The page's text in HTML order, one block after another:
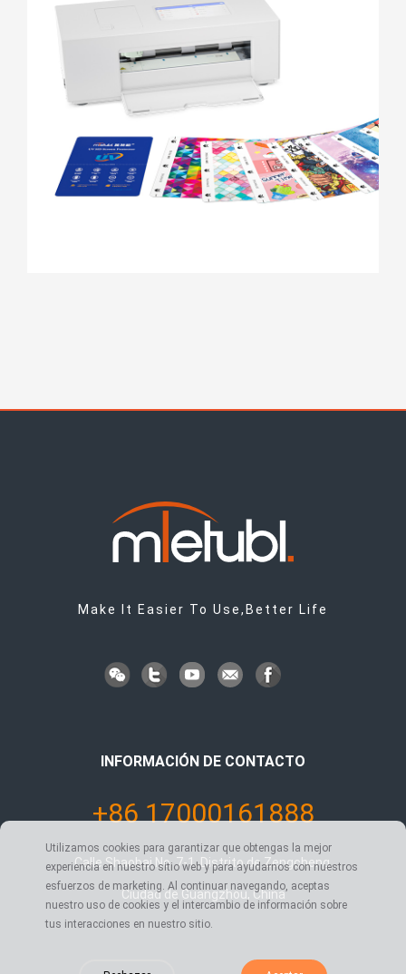
Make It Easier To Use,Better Life
INFORMACIÓN DE CONTACTO
+86 17000161888
Calle Shaobai No. 7-1, Distrito de Zengcheng,
Ciudad de Guangzhou, China
Utilizamos cookies para garantizar que obtengas la mejor
experiencia en nuestro sitio web y para ayudarnos con nuestros
esfuerzos de marketing. Al continuar navegando, aceptas
nuestro uso de cookies y el intercambio de información sobre
tus interacciones en nuestro sitio.